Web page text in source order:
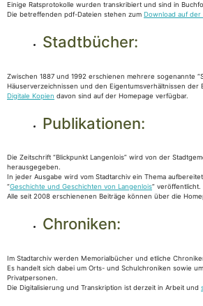
Einige Ratsprotokolle wurden transkribiert und sind in
Die betreffenden pdf-Dateien stehen zum Download auf der
Stadtbücher:
Zwischen 1887 und 1992 erschienen mehrere sogenannte
Häuserverzeichnissen und den Eigentumsverhältnissen der
Digitale Kopien davon sind auf der Homepage verfügbar.
Publikationen:
Die Zeitschrift “Blickpunkt Langenlois” wird von der
herausgegeben.
In jeder Ausgabe wird vom Stadtarchiv ein Thema
“Geschichte und Geschichten von Langenlois” veröffentlicht.
Alle seit 2008 erschienenen Beiträge können über die
Chroniken:
Im Stadtarchiv werden Memorialbücher und etliche
Es handelt sich dabei um Orts- und Schulchroniken sowie
Privatpersonen.
Die Digitalisierung und Transkription ist derzeit in Arbeit und